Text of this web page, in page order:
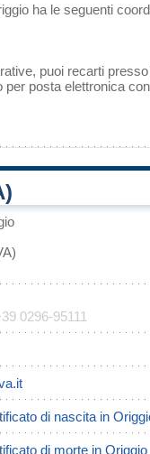
ha le seguenti
puoi recarti
posta elettronica
0296-95111
di nascita in
di morte in Origgio